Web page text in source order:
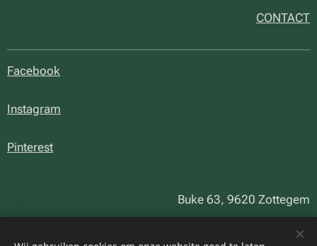
CONTACT
Facebook
Instagram
Pinterest
Buke 63, 9620 Zottegem
+32 (0)495 22 69 60